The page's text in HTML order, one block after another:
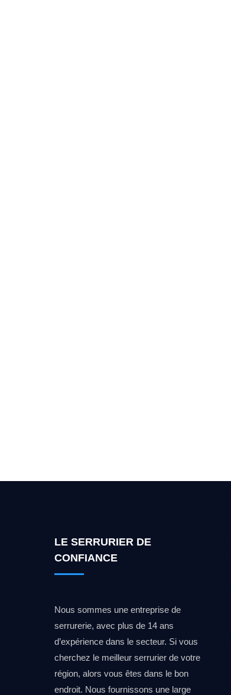
LE SERRURIER DE
CONFIANCE
Nous sommes une entreprise de
serrurerie, avec plus de 14 ans
d’expérience dans le secteur. Si vous
cherchez le meilleur serrurier de votre
région, alors vous êtes dans le bon
endroit. Nous fournissons une large